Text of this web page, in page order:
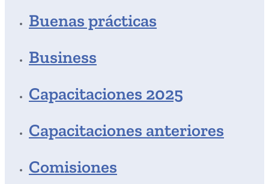
Buenas prácticas
Business
Capacitaciones 2025
Capacitaciones anteriores
Comisiones